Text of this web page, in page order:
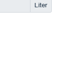
Liter